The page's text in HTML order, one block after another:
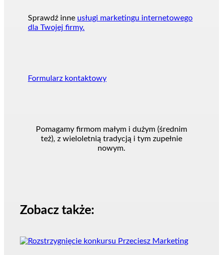
Sprawdź inne usługi marketingu internetowego
dla Twojej firmy.
Formularz kontaktowy
Pomagamy firmom małym i dużym (średnim
też), z wieloletnią tradycją i tym zupełnie
nowym.
Zobacz także: